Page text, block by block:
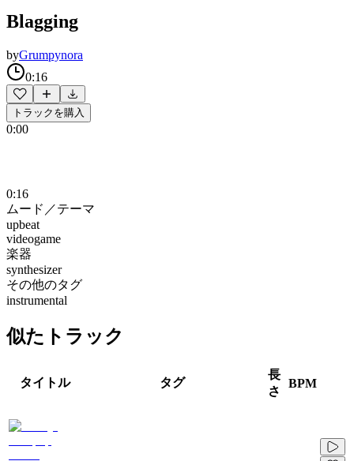
Blagging
byGrumpynora
0:16
トラックを購入
0:00
0:16
ムード／テーマ
upbeat
videogame
楽器
synthesizer
その他のタグ
instrumental
似たトラック
タイトル タグ
長
さ
BPM